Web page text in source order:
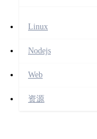
Linux
Nodejs
Web
资源